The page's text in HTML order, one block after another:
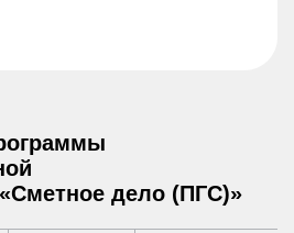
дело (ПГС)»